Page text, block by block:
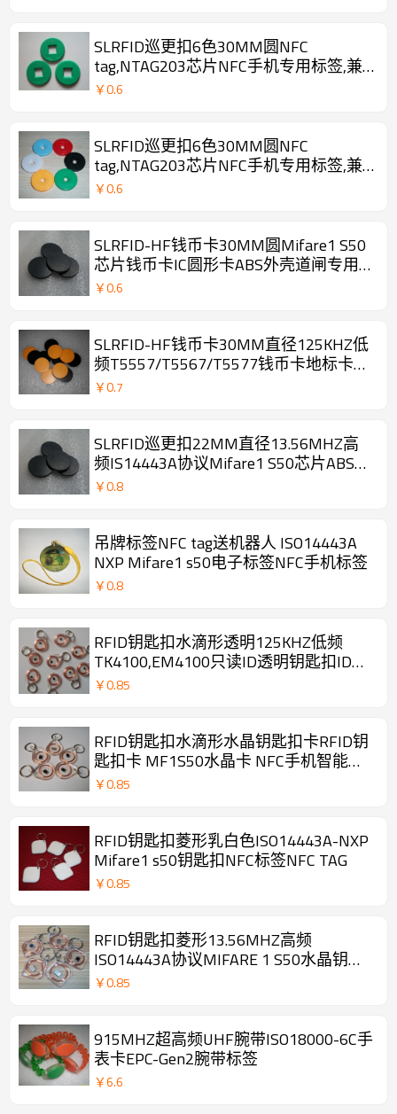
SLRFID巡更扣6色30MM圆NFC
tag,NTAG203芯片NFC手机专用标签,兼
容所有NFC手机
￥0.6
SLRFID巡更扣6色30MM圆NFC
tag,NTAG203芯片NFC手机专用标签,兼
容所有NFC手机
￥0.6
SLRFID-HF钱币卡30MM圆Mifare1 S50
芯片钱币卡IC圆形卡ABS外壳道闸专用
卡IC门票卡
￥0.6
SLRFID-HF钱币卡30MM直径125KHZ低
频T5557/T5567/T5577钱币卡地标卡可
读可写ID卡
￥0.7
SLRFID巡更扣22MM直径13.56MHZ高
频IS14443A协议Mifare1 S50芯片ABS材
质钱币卡
￥0.8
吊牌标签NFC tag送机器人 ISO14443A
NXP Mifare1 s50电子标签NFC手机标签
￥0.8
RFID钥匙扣水滴形透明125KHZ低频
TK4100,EM4100只读ID透明钥匙扣ID门
禁卡
￥0.85
RFID钥匙扣水滴形水晶钥匙扣卡RFID钥
匙扣卡 MF1S50水晶卡 NFC手机智能标
签
￥0.85
RFID钥匙扣菱形乳白色ISO14443A-NXP
Mifare1 s50钥匙扣NFC标签NFC TAG
￥0.85
RFID钥匙扣菱形13.56MHZ高频
ISO14443A协议MIFARE 1 S50水晶钥匙
扣NFC透明卡
￥0.85
915MHZ超高频UHF腕带ISO18000-6C手
表卡EPC-Gen2腕带标签
￥6.6